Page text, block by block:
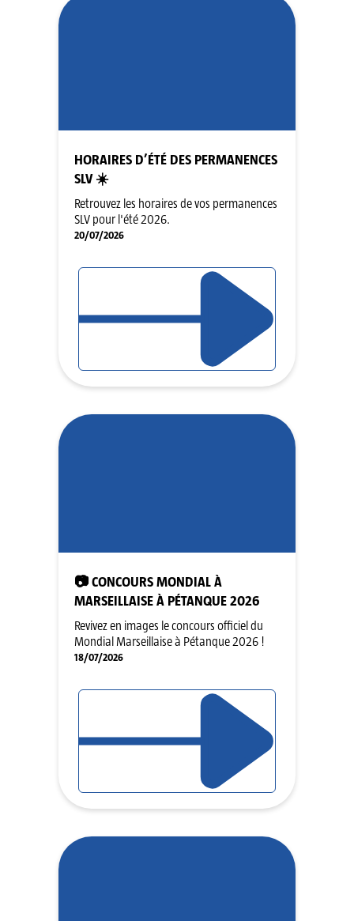
HORAIRES D’ÉTÉ DES PERMANENCES
SLV ☀️
Retrouvez les horaires de vos permanences
SLV pour l'été 2026.
20/07/2026
📷 CONCOURS MONDIAL À
MARSEILLAISE À PÉTANQUE 2026
Revivez en images le concours officiel du
Mondial Marseillaise à Pétanque 2026 !
18/07/2026